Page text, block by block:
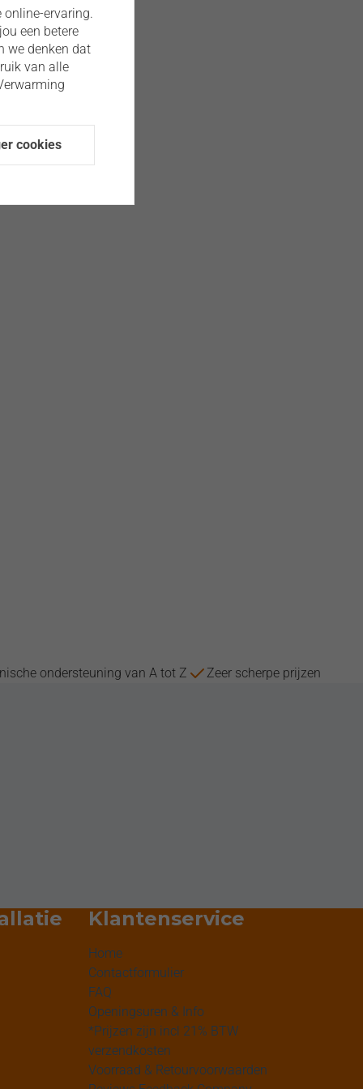
ondersteuning van A tot Z Zeer scherpe prijzen
Klantenservice
Home
Contactformulier
FAQ
Openingsuren & Info
*Prijzen zijn incl 21% BTW
verzendkosten
Voorraad & Retourvoorwaarden
ervaring.
een betere
we denken dat
van alle
cookies